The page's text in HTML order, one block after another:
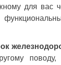
для вас